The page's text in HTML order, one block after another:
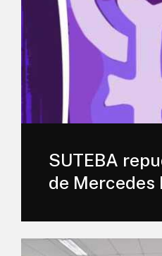
SUTEBA
de Mercedes